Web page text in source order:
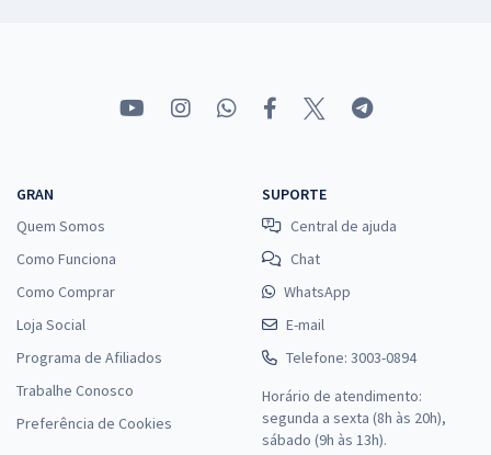
GRAN
Quem Somos
Como Funciona
Como Comprar
Loja Social
Programa de Afiliados
Trabalhe Conosco
Preferência de Cookies
SUPORTE
Central de ajuda
Chat
WhatsApp
E-mail
Telefone: 3003-0894
Horário de atendimento:
segunda a sexta (8h às 20h),
sábado (9h às 13h).